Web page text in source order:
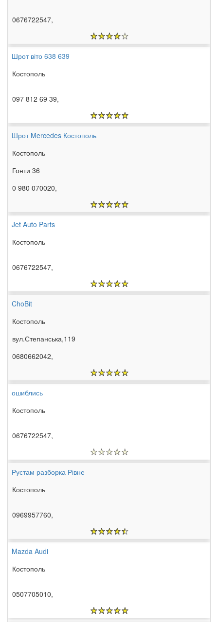
0676722547,
Шрот віто 638 639
Костополь
097 812 69 39,
Шрот Mercedes Костополь
Костополь
Гонти 36
0 980 070020,
Jet Auto Parts
Костополь
0676722547,
ChoBit
Костополь
вул.Степанська,119
0680662042,
ошиблись
Костополь
0676722547,
Рустам разборка Рівне
Костополь
0969957760,
Mazda Audi
Костополь
0507705010,